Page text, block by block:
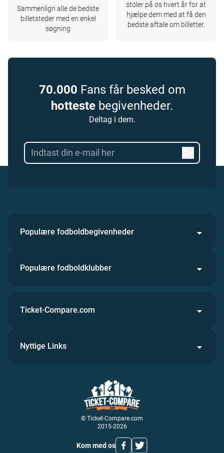
Sammenlign alle de bedste
billetsteder med en enkel
søgning
stoler på os hvert år for at
hjælpe dem med at få den
bedste aftale om billetter.
70.000 Fans får besked om
hotteste begivenheder.
Deltag i dem.
Populære fodboldbegivenheder
Populære fodboldklubber
© Ticket-Compare.com
2015-2026
Kom med os
Ticket-Compare.com
Nyttige Links